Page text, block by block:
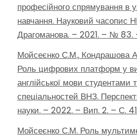
професійного спрямування в
навчання. Науковий часопис
Драгоманова. – 2021. – № 83.
Мойсеєнко С.М., Кондрашова
Роль цифрових платформ у
англійської мови студентами
спеціальностей ВНЗ.
науки. – 2022. – Вип. 2. – С.
Мойсеєнко С.М. Роль